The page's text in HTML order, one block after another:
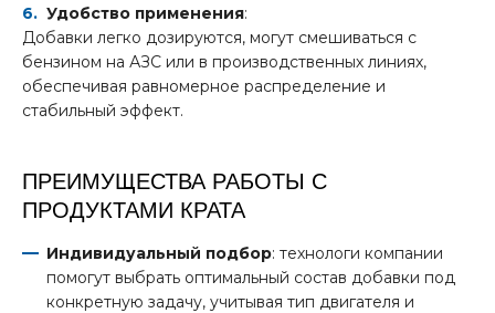
Удобство применения:
Добавки легко дозируются, могут смешиваться с
бензином на АЗС или в производственных линиях,
обеспечивая равномерное распределение и
стабильный эффект.
ПРЕИМУЩЕСТВА РАБОТЫ С
ПРОДУКТАМИ КРАТА
Индивидуальный подбор: технологи компании
помогут выбрать оптимальный состав добавки под
конкретную задачу, учитывая тип двигателя и